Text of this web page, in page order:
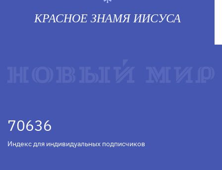
КРАСНОЕ ЗНАМЯ ИИСУСА
70636
Индекс для индивидуальных подписчиков